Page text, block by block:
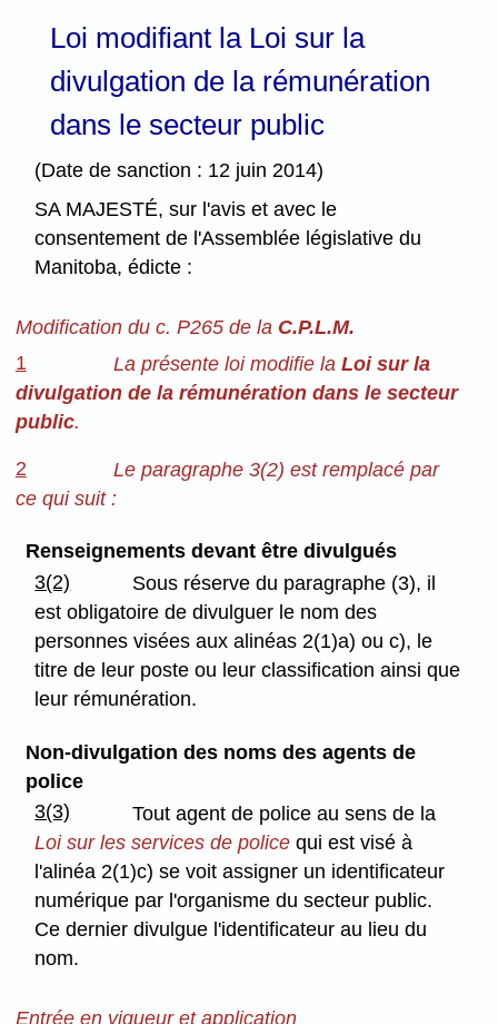
Loi modifiant la Loi sur la
divulgation de la rémunération
dans le secteur public
(Date de sanction : 12 juin 2014)
SA MAJESTÉ, sur l'avis et avec le
consentement de l'Assemblée législative du
Manitoba, édicte :
Modification du c. P265 de la C.P.L.M.
1
La présente loi modifie la Loi sur la
divulgation de la rémunération dans le secteur
public.
2
Le paragraphe 3(2) est remplacé par
ce qui suit :
Renseignements devant être divulgués
3(2)
Sous réserve du paragraphe (3), il
est obligatoire de divulguer le nom des
personnes visées aux alinéas 2(1)a) ou c), le
titre de leur poste ou leur classification ainsi que
leur rémunération.
Non-divulgation des noms des agents de
police
3(3)
Tout agent de police au sens de la
Loi sur les services de police qui est visé à
l'alinéa 2(1)c) se voit assigner un identificateur
numérique par l'organisme du secteur public.
Ce dernier divulgue l'identificateur au lieu du
nom.
Entrée en vigueur et application